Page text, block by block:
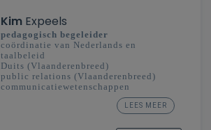
Kim Expeels
pedagogisch begeleider
coördinatie van Nederlands en
taalbeleid
Duits (Vlaanderenbreed)
public relations (Vlaanderenbreed)
communicatiewetenschappen
taalexpert Ieder kind taalheldLEES MEER